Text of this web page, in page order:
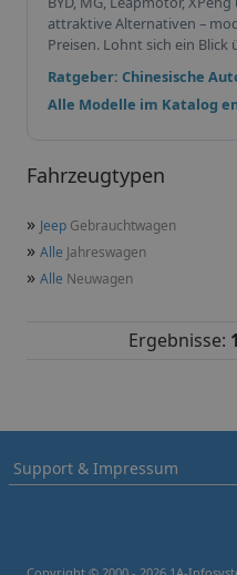
attraktive Alternativen –
Preisen. Lohnt sich ein Blick
Ratgeber: Chinesische
Alle Modelle im Katalog
Fahrzeugtypen
» Jeep Gebrauchtwagen
» Alle Jahreswagen
» Alle Neuwagen
Ergebnisse: 1
Support & Impressum